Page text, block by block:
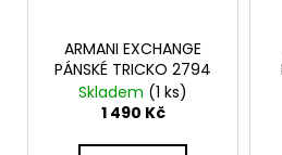
ARMANI EXCHANGE
PÁNSKÉ TRICKO 2794
Skladem (1 ks)
1 490 Kč